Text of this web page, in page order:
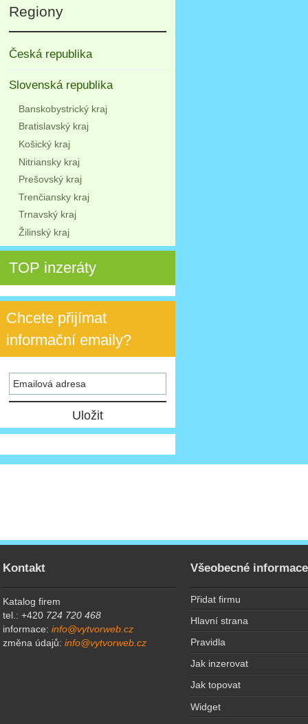
Regiony
Česká republika
Slovenská republika
Banskobystrický kraj
Bratislavský kraj
Košický kraj
Nitriansky kraj
Prešovský kraj
Trenčiansky kraj
Trnavský kraj
Žilinský kraj
TOP inzeráty
Chcete přijímat
informační emaily?
Kontakt
Katalog firem
tel.: +420 724 720 468
informace:info@vytvorweb.cz
změna údajů:info@vytvorweb.cz
Všeobecné informace
Přidat firmu
Hlavní strana
Pravidla
Jak inzerovat
Jak topovat
Widget